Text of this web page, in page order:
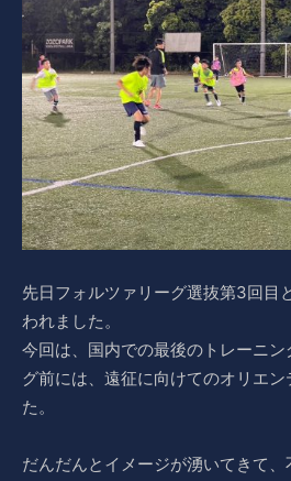
先日フォルツァリーグ選抜第3回目
われました。
今回は、国内での最後のトレーニ
グ前には、遠征に向けてのオリエ
た。
だんだんとイメージが湧いてきて